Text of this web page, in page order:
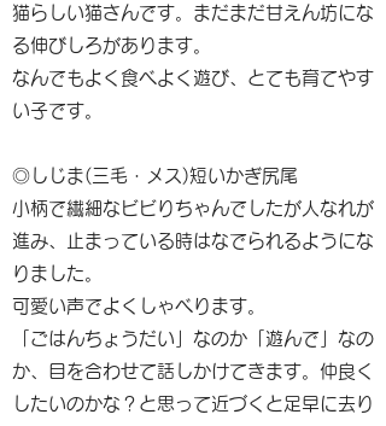
猫らしい猫さんです。まだまだ甘えん坊にな
る伸びしろがあります。
なんでもよく食べよく遊び、とても育てやす
い子です。
◎しじま(三毛・メス)短いかぎ尻尾
小柄で繊細なビビりちゃんでしたが人なれが
進み、止まっている時はなでられるようにな
りました。
可愛い声でよくしゃべります。
「ごはんちょうだい」なのか「遊んで」なの
か、目を合わせて話しかけてきます。仲良く
したいのかな？と思って近づくと足早に去り